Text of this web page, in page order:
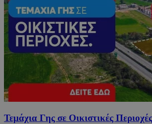
Τεμάχια Γης σε Οικιστικές Περιοχές